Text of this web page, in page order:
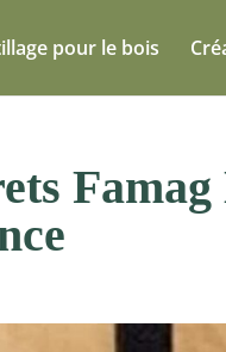
pour le bois